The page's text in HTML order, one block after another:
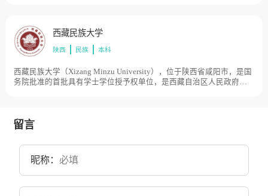
和贵州省人民政府批准更名为贵州民族大学，学校学校有两个校区，
贵阳市花溪区和贵安新区大学城，占地面积2825亩。
西藏民族大学
陕西 民族 本科
西藏民族大学（Xizang Minzu University），位于陕西省咸阳市，是国
务院批准的首批具有学士学位授予权单位，是西藏自治区人民政府与
平解放后党中央在祖国内地为西藏创办的第一所高等学校。前身为
1957年中央指示创办、1958年9月开学的“西藏公学”。1965年4月30
实践教学基地，校园面积1157.48亩。
留言
昵称：